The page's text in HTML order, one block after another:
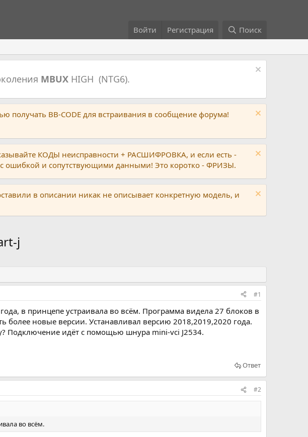
Войти Регистрация Поиск
MBUXHIGH (NTG6).
BB-CODE для встраивания в сообщение форума!
КОДЫ неисправности + РАСШИФРОВКА, и если есть -
ошибкой и сопутствующими данными! Это коротко - ФРИЗЫ.
в описании никак не описывает конкретную модель, и
j
#1
в принцепе устраивала во всём. Программа видела 27 блоков в
более новые версии. Устанавливал версию 2018,2019,2020 года.
Подключение идёт с помощью шнура mini-vci J2534.
Ответ
#2
во всём.